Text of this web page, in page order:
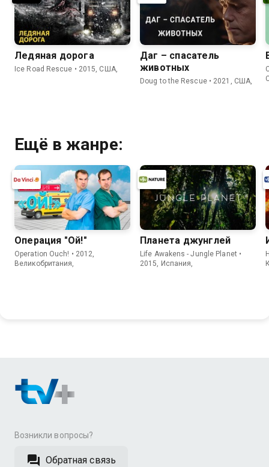
Ледяная дорога
Ice Road Rescue • 2015, США,
Даг – спасатель
животных
Doug to the Rescue • 2021, США,
Ещё в жанре:
Операция "Ой!"
Operation Ouch! • 2012,
Великобритания,
Планета джунглей
Life Awakens - Jungle Planet •
2015, Испания,
Возникли вопросы?
Обратная связь